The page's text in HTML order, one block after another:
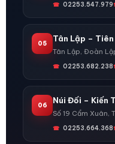
02253.547.979
05
Tân Lập – Tiên
Tân Lập, Đoàn
02253.682.238
06
Núi Đối – Kiến
Số 19 Cẩm Xuân,
02253.664.368